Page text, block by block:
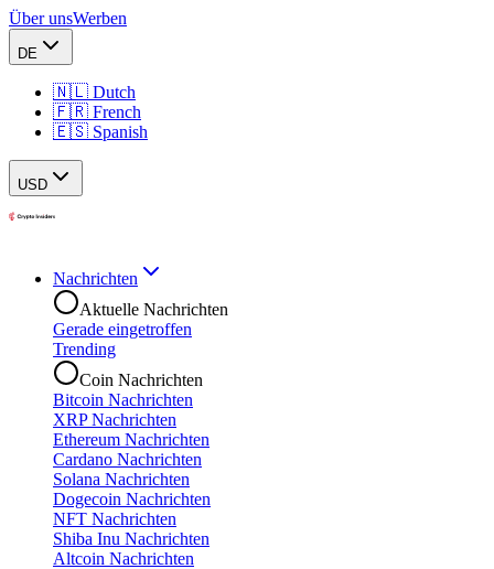
Über unsWerben
DE
🇳🇱 Dutch
🇫🇷 French
🇪🇸 Spanish
USD
Nachrichten
Aktuelle Nachrichten
Gerade eingetroffen
Trending
Coin Nachrichten
Bitcoin Nachrichten
XRP Nachrichten
Ethereum Nachrichten
Cardano Nachrichten
Solana Nachrichten
Dogecoin Nachrichten
NFT Nachrichten
Shiba Inu Nachrichten
Altcoin Nachrichten